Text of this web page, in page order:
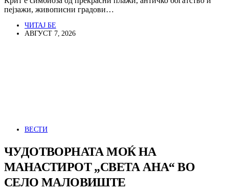
пејзажи, живописни градови…
ЧИТАЈ БЕ
АВГУСТ 7, 2026
ВЕСТИ
ЧУДОТВОРНАТА МОЌ НА
МАНАСТИРОТ „СВЕТА АНА“ ВО
СЕЛО МАЛОВИШТЕ